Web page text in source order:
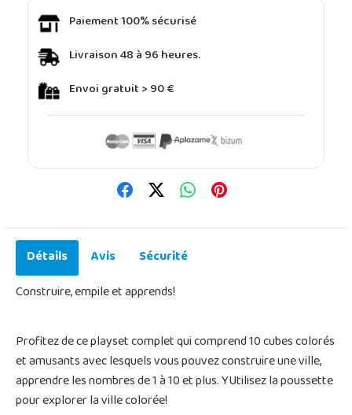
Paiement 100% sécurisé
Livraison 48 à 96 heures.
Envoi gratuit > 90 €
Détails Avis
Sécurité
Construire, empile et apprends!
Profitez de ce playset complet qui comprend 10 cubes colorés
et amusants avec lesquels vous pouvez construire une ville,
apprendre les nombres de 1 à 10 et plus. YUtilisez la poussette
pour explorer la ville colorée!